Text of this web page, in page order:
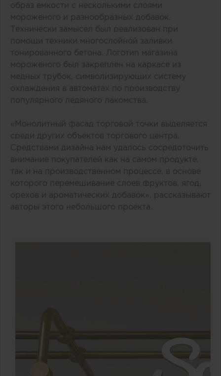
образ емкости с несколькими слоями
мороженого и разнообразных добавок.
Технически замысел был реализован при
помощи техники многослойной заливки
тонированного бетона. Логотип магазина
мороженого был закреплен на каркасе из
медных трубок, символизирующих систему
охлаждения в автоматах по производству
популярного ледяного лакомства.
«Монолитный фасад торговой точки выделяется
среди других объектов торгового центра.
Средствами дизайна нам удалось сосредоточить
внимание покупателей как на самом продукте,
так и на производственном процессе, в основе
которого перемешивание слоев фруктов, ягод,
орехов и ароматических добавок», рассказывают
авторы этого небольшого проекта.